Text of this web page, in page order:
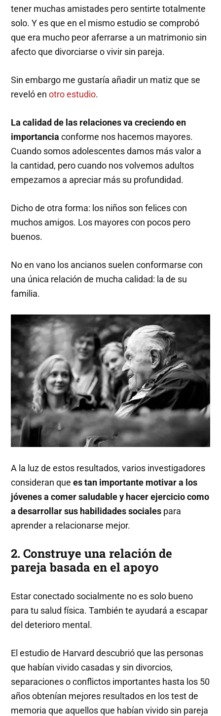
tener muchas amistades pero sentirte totalmente
solo. Y es que en el mismo estudio se comprobó
que era mucho peor aferrarse a un matrimonio sin
afecto que divorciarse o vivir sin pareja.
Sin embargo me gustaría añadir un matiz que se
reveló enotro estudio.
La calidad de las relaciones va creciendo en
importancia conforme nos hacemos mayores.
Cuando somos adolescentes damos más valor a
la cantidad, pero cuando nos volvemos adultos
empezamos a apreciar más su profundidad.
Dicho de otra forma: los niños son felices con
muchos amigos. Los mayores con pocos pero
buenos.
No en vano los ancianos suelen conformarse con
una única relación de mucha calidad: la de su
familia.
A la luz de estos resultados, varios investigadores
consideran quees tan importante motivar a los
jóvenes a comer saludable y hacer ejercicio como
a desarrollar sus habilidades sociales para
aprender a relacionarse mejor.
2. Construye una relación de
pareja basada en el apoyo
Estar conectado socialmente no es solo bueno
para tu salud física. También te ayudará a escapar
del deterioro mental.
El estudio de Harvard descubrió que las personas
que habían vivido casadas y sin divorcios,
separaciones o conflictos importantes hasta los 50
años obtenían mejores resultados en los test de
memoria que aquellos que habían vivido sin pareja